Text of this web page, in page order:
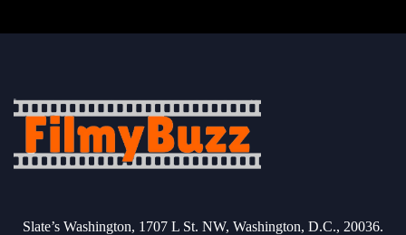
Slate’s Washington, 1707 L St. NW, Washington, D.C., 20036.